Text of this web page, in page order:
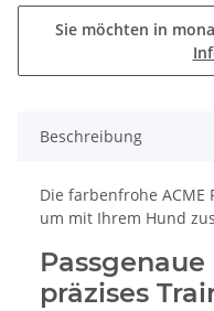
Sie möchten in
Beschreibung
Die farbenfrohe
um mit Ihrem Hund
präzises